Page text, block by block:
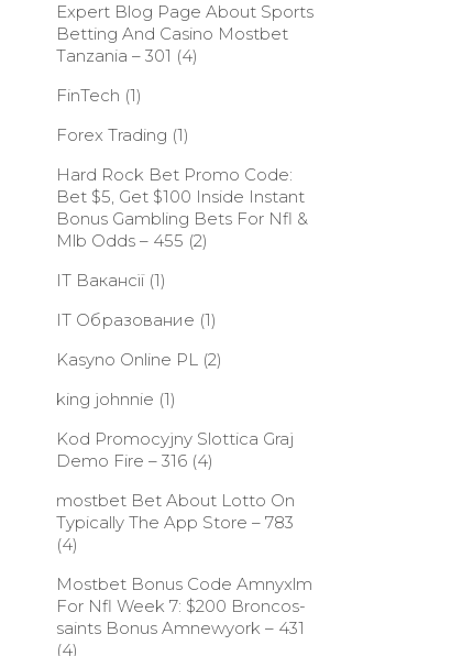
Expert Blog Page About Sports
Betting And Casino Mostbet
Tanzania – 301 (4)
FinTech (1)
Forex Trading (1)
Hard Rock Bet Promo Code:
Bet $5, Get $100 Inside Instant
Bonus Gambling Bets For Nfl &
Mlb Odds – 455 (2)
IT Вакансії(1)
IT Образование (1)
Kasyno Online PL(2)
king johnnie (1)
Kod Promocyjny Slottica Graj
Demo Fire – 316(4)
‎mostbet Bet About Lotto On
Typically The App Store – 783
(4)
Mostbet Bonus Code Amnyxlm
For Nfl Week 7: $200 Broncos-
saints Bonus Amnewyork – 431
(4)